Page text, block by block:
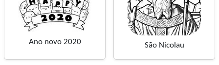
Ano novo 2020 São Nicolau